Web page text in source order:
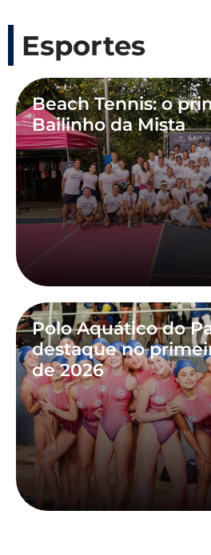
Esportes
Beach Tennis: o
Bailinho da Mista
Polo Aquático do
destaque no
de 2026